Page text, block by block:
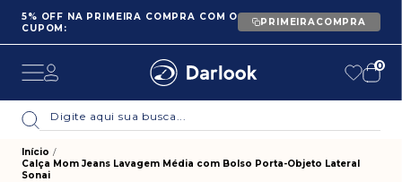
5% OFF NA PRIMEIRA COMPRA COM O
CUPOM:
PRIMEIRACOMPRA
0
Início
Calça Mom Jeans Lavagem Média com Bolso Porta-Objeto Lateral
Sonai